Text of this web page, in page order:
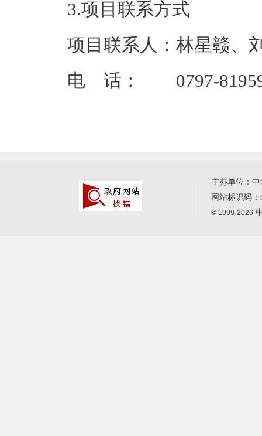
3.项目联系方式
项目联系人：林星赣、
电 话： 0797-
主办单位：
网站标识码：
© 1999-2026